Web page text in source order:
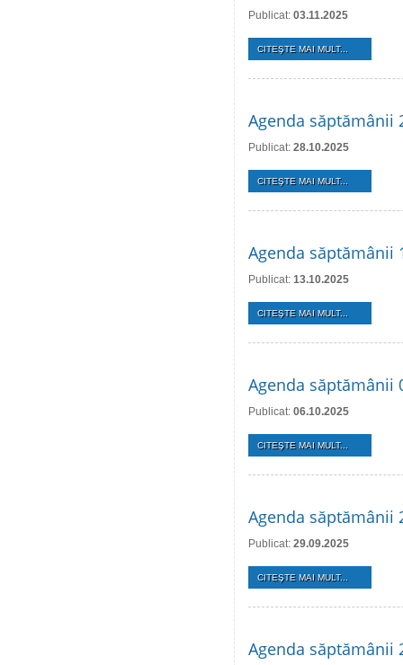
Publicat: 03.11.2025
CITEŞTE MAI MULT...
Agenda săptămânii
Publicat: 28.10.2025
CITEŞTE MAI MULT...
Agenda săptămânii
Publicat: 13.10.2025
CITEŞTE MAI MULT...
Agenda săptămânii
Publicat: 06.10.2025
CITEŞTE MAI MULT...
Agenda săptămânii
Publicat: 29.09.2025
CITEŞTE MAI MULT...
Agenda săptămânii